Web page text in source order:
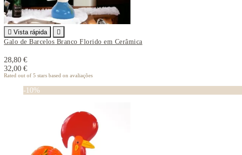
 Vista rápida

Galo de Barcelos Branco Florido em Cerâmica
28,80 €
32,00 €
Rated out of 5 stars based on avaliações
-10%